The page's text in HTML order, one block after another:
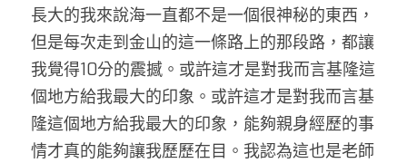
長大的我來說海一直都不是一個很神秘的東西，
但是每次走到金山的這一條路上的那段路，都讓
我覺得10分的震撼。或許這才是對我而言基隆這
個地方給我最大的印象。或許這才是對我而言基
隆這個地方給我最大的印象，能夠親身經歷的事
情才真的能夠讓我歷歷在目。我認為這也是老師